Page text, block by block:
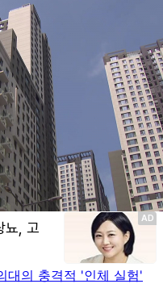
대의 충격적 '인체 실험'